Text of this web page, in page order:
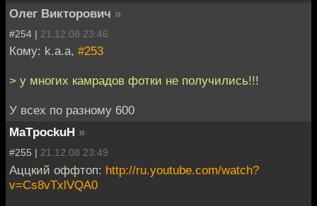
Олег Викторович »
#254 | 21.12.08 23:46
Кому: k.a.a, #253
> у многих камрадов фотки не получились!!!
У всех по разному 600
MaTpockuH »
#255 | 21.12.08 23:49
Аццкий оффтоп: http://ru.youtube.com/watch?
v=Cs8vTxlVQA0